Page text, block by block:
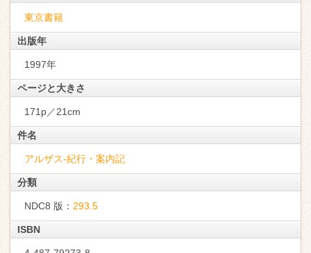
東京書籍
出版年
1997年
ページと大きさ
171p／21cm
件名
アルザス-紀行・案内記
分類
NDC8 版： 293.5
ISBN